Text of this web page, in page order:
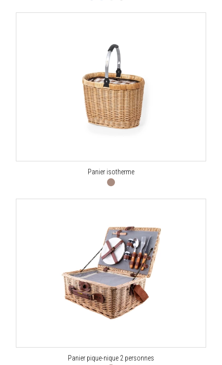
Panier isotherme
Panier pique-nique 2 personnes